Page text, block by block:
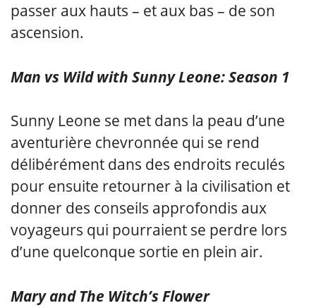
passer aux hauts – et aux bas – de son
ascension.
Man vs Wild with Sunny Leone: Season 1
Sunny Leone se met dans la peau d’une
aventurière chevronnée qui se rend
délibérément dans des endroits reculés
pour ensuite retourner à la civilisation et
donner des conseils approfondis aux
voyageurs qui pourraient se perdre lors
d’une quelconque sortie en plein air.
Mary and The Witch’s Flower